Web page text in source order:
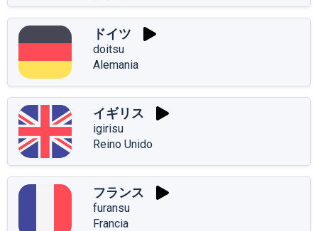
ドイツ
doitsu
Alemania
イギリス
igirisu
Reino Unido
フランス
furansu
Francia